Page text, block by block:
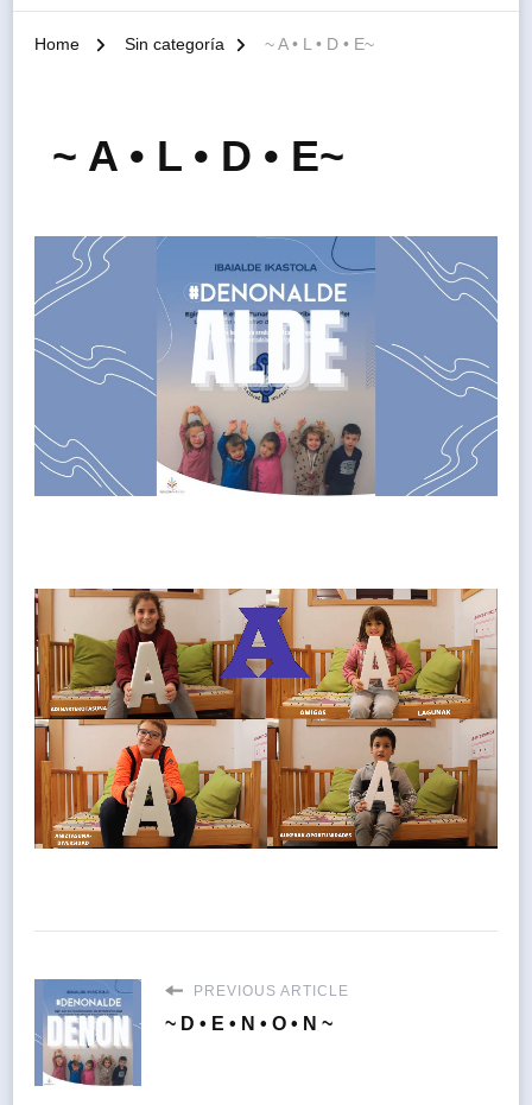
Home Sin categoría ~ A • L • D • E~
~ A • L • D • E~
PREVIOUS ARTICLE
~ D • E • N • O • N ~